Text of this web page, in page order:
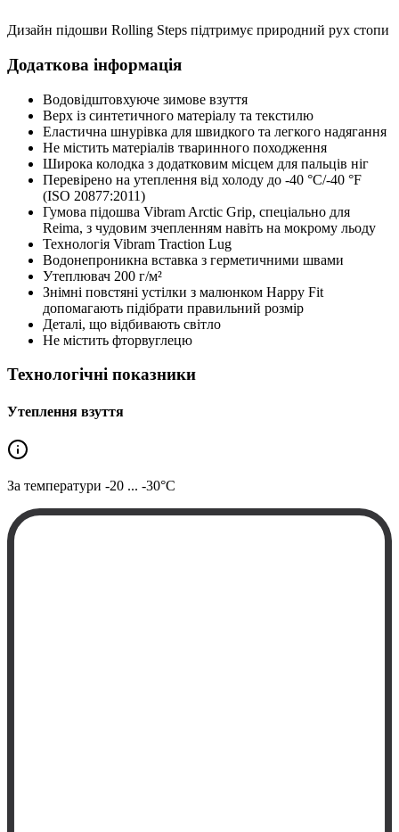
Дизайн підошви Rolling Steps підтримує природний рух стопи
Додаткова інформація
Водовідштовхуюче зимове взуття
Верх із синтетичного матеріалу та текстилю
Еластична шнурівка для швидкого та легкого надягання
Не містить матеріалів тваринного походження
Широка колодка з додатковим місцем для пальців ніг
Перевірено на утеплення від холоду до -40 °C/-40 °F
(ISO 20877:2011)
Гумова підошва Vibram Arctic Grip, спеціально для
Reima, з чудовим зчепленням навіть на мокрому льоду
Технологія Vibram Traction Lug
Водонепроникна вставка з герметичними швами
Утеплювач 200 г/м²
Знімні повстяні устілки з малюнком Happy Fit
допомагають підібрати правильний розмір
Деталі, що відбивають світло
Не містить фторвуглецю
Технологічні показники
Утеплення взуття
За температури -20 ... -30°C